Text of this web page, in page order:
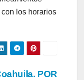
los horarios
POR